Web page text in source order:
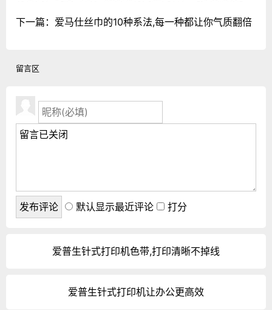
下一篇： 爱马仕丝巾的10种系法,每一种都让你气质翻倍
留言区
默认显示最近评论 打分
爱普生针式打印机色带,打印清晰不掉线
爱普生针式打印机让办公更高效